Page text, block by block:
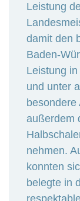
Leistung
damit den
Baden-
Leistung
und unter
außerdem
nehmen.
konnten
belegte in